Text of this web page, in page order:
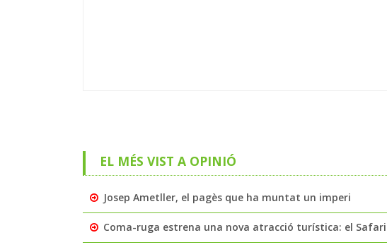
EL MÉS VIST A OPINIÓ
Josep Ametller, el pagès que ha muntat un imperi
Coma-ruga estrena una nova atracció turística: el Safari